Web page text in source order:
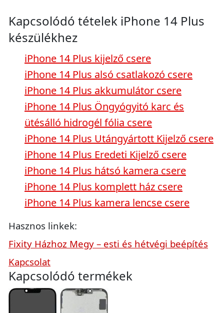
Kapcsolódó tételek iPhone 14 Plus
készülékhez
iPhone 14 Plus kijelző csere
iPhone 14 Plus alsó csatlakozó csere
iPhone 14 Plus akkumulátor csere
iPhone 14 Plus Öngyógyitó karc és
ütésálló hidrogél fólia csere
iPhone 14 Plus Utángyártott Kijelző csere
iPhone 14 Plus Eredeti Kijelző csere
iPhone 14 Plus hátsó kamera csere
iPhone 14 Plus komplett ház csere
iPhone 14 Plus kamera lencse csere
Hasznos linkek:
Fixity Házhoz Megy – esti és hétvégi beépítés
Kapcsolat
Kapcsolódó termékek